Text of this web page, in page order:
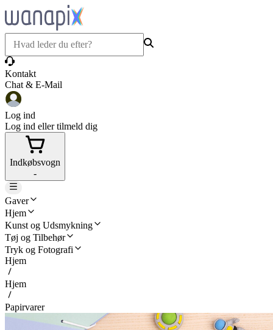
Kontakt
Chat & E-Mail
Log ind
Log ind eller tilmeld dig
Indkøbsvogn
-
Gaver
Hjem
Kunst og Udsmykning
Tøj og Tilbehør
Tryk og Fotografi
Hjem
Hjem
Papirvarer